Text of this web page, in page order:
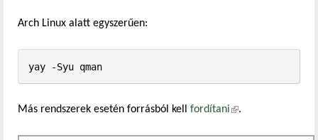
Arch Linux alatt egyszerűen:
yay -Syu qman
Más rendszerek esetén forrásból kell fordítani(külső hivatkozás)
.